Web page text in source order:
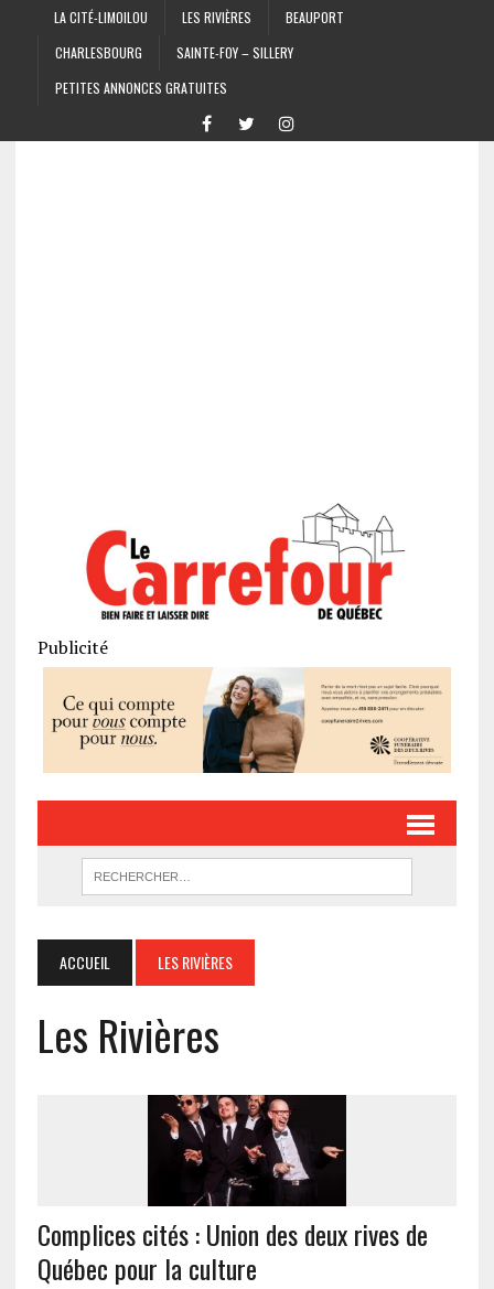
LA CITÉ-LIMOILOU LES RIVIÈRES
BEAUPORT
CHARLESBOURG
SAINTE-FOY – SILLERY
PETITES ANNONCES GRATUITES
Publicité
ACCUEIL LES RIVIÈRES
Les Rivières
Complices cités : Union des deux rives de
Québec pour la culture